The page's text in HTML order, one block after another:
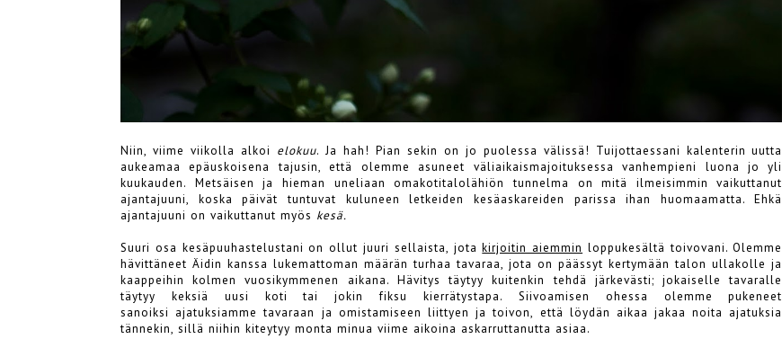
Niin, viime viikolla alkoi elokuu. Ja hah! Pian sekin on jo puolessa välissä! Tuijottaessani kalenterin uutta
aukeamaa epäuskoisena tajusin, että olemme asuneet väliaikaismajoituksessa vanhempieni luona jo yli
kuukauden. Metsäisen ja hieman uneliaan omakotitalolähiön tunnelma on mitä ilmeisimmin vaikuttanut
ajantajuuni, koska päivät tuntuvat kuluneen letkeiden kesäaskareiden parissa ihan huomaamatta. Ehkä
ajantajuuni on vaikuttanut myös kesä.
Suuri osa kesäpuuhastelustani on ollut juuri sellaista, jotakirjoitin aiemmin loppukesältä toivovani. Olemme
hävittäneet Äidin kanssa lukemattoman määrän turhaa tavaraa, jota on päässyt kertymään talon ullakolle ja
kaappeihin kolmen vuosikymmenen aikana. Hävitys täytyy kuitenkin tehdä järkevästi; jokaiselle tavaralle
täytyy keksiä uusi koti tai jokin fiksu kierrätystapa. Siivoamisen ohessa olemme pukeneet
sanoiksi ajatuksiamme tavaraan ja omistamiseen liittyen ja toivon, että löydän aikaa jakaa noita ajatuksia
tännekin, sillä niihin kiteytyy monta minua viime aikoina askarruttanutta asiaa.